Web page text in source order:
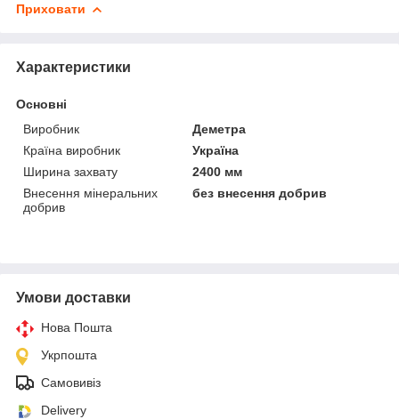
Приховати
Характеристики
Основні
Виробник
Деметра
Країна виробник
Україна
Ширина захвату
2400 мм
Внесення мінеральних
добрив
без внесення добрив
Умови доставки
Нова Пошта
Укрпошта
Самовивіз
Delivery